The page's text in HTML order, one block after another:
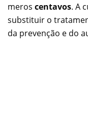
meros centavos. A
substituir o
da prevenção e do